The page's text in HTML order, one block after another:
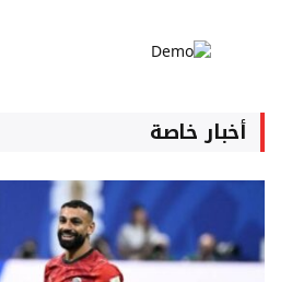
أخبار خاصة